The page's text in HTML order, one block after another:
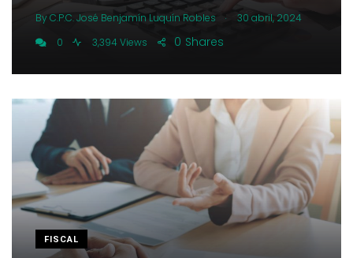
By C.P.C. José Benjamín Luquín Robles .
30 abril, 2024
0
3,394 Views Shares
0
FISCAL